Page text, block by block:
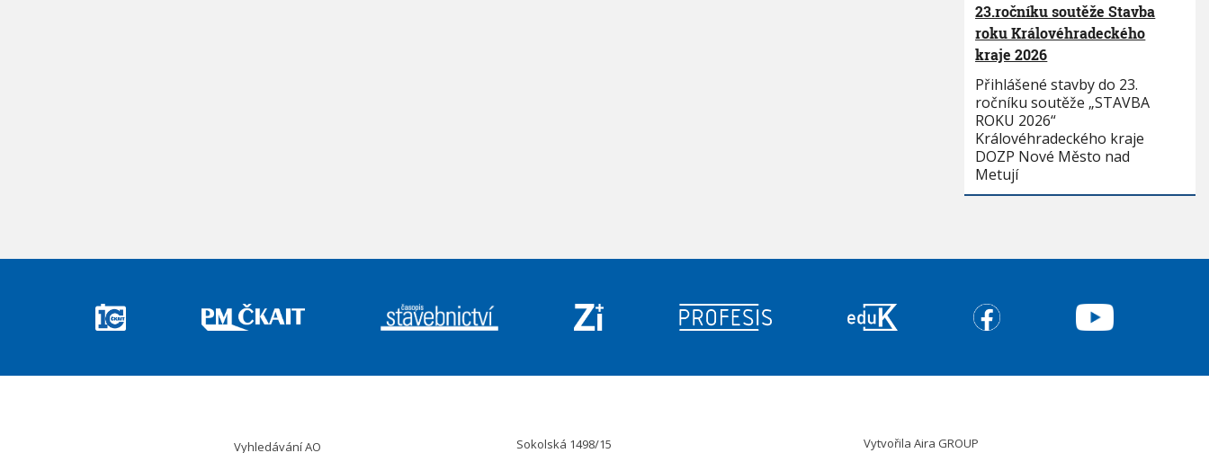
23.ročníku soutěže Stavba
roku Královéhradeckého
kraje 2026
Přihlášené stavby do 23.
ročníku soutěže „STAVBA
ROKU 2026“
Královéhradeckého kraje
DOZP Nové Město nad
Metují
Vyhledávání AO Sokolská 1498/15 VytvořilaAira GROUP